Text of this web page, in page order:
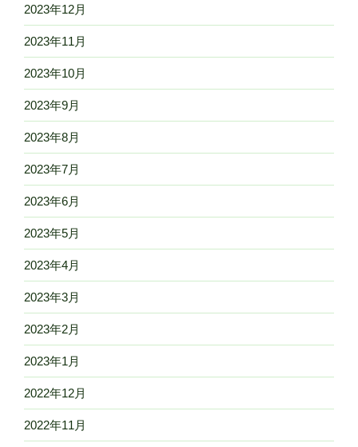
2023年12月
2023年11月
2023年10月
2023年9月
2023年8月
2023年7月
2023年6月
2023年5月
2023年4月
2023年3月
2023年2月
2023年1月
2022年12月
2022年11月